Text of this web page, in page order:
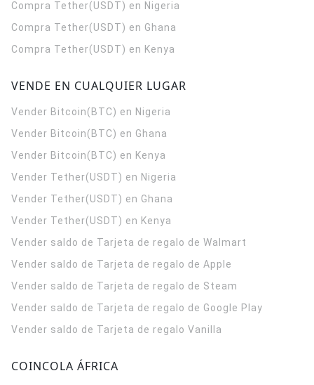
Compra Tether(USDT) en Nigeria
Compra Tether(USDT) en Ghana
Compra Tether(USDT) en Kenya
VENDE EN CUALQUIER LUGAR
Vender Bitcoin(BTC) en Nigeria
Vender Bitcoin(BTC) en Ghana
Vender Bitcoin(BTC) en Kenya
Vender Tether(USDT) en Nigeria
Vender Tether(USDT) en Ghana
Vender Tether(USDT) en Kenya
Vender saldo de Tarjeta de regalo de Walmart
Vender saldo de Tarjeta de regalo de Apple
Vender saldo de Tarjeta de regalo de Steam
Vender saldo de Tarjeta de regalo de Google Play
Vender saldo de Tarjeta de regalo Vanilla
COINCOLA ÁFRICA